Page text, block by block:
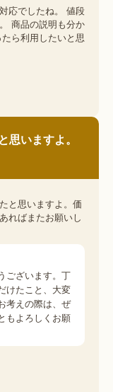
応でしたね。 値段
商品の説明も分か
ら利用したいと思
思いますよ。
と思いますよ。価
ればまたお願いし
ございます。丁
けたこと、大変
考えの際は、ぜ
もよろしくお願